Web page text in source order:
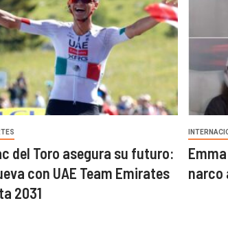
del Toro asegura su futuro:
con UAE Team Emirates
2031
narco